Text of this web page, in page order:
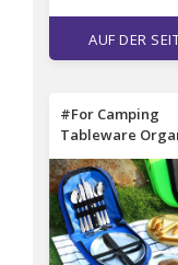
AUF DER
#For Camping
Tableware
Picnic
9-piece
with eco-
plate, spoon,
fork